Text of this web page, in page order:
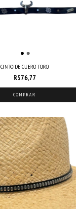
CINTO DE CUERO TORO
R$76,77
COMPRAR